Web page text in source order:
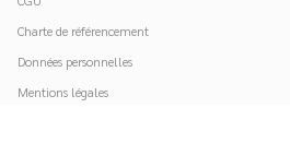
Charte de référencement
Données personnelles
Mentions légales